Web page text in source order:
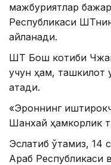
мажбуриятлар
Республикаси
айланади.
ШҲТ Бош котиби
учун ҳам, ташкилот
атади.
«Эроннинг
Шанхай ҳамкорлик
Эслатиб ўтамиз, 14
Араб Республикаси